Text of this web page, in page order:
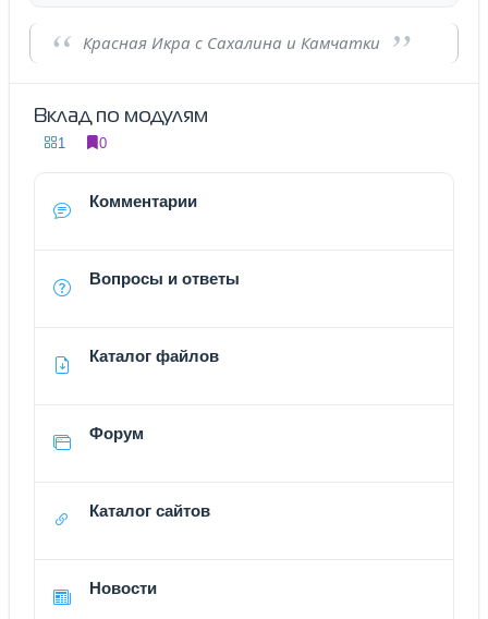
Красная Икра с Сахалина и Камчатки
Вклад по модулям
1 0
Комментарии
Вопросы и ответы
Каталог файлов
Форум
Каталог сайтов
Новости